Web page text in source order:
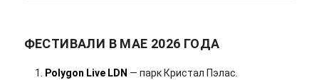
ФЕСТИВАЛИ В МАЕ 2026 ГОДА
Polygon Live LDN — парк Кристал Пэлас.